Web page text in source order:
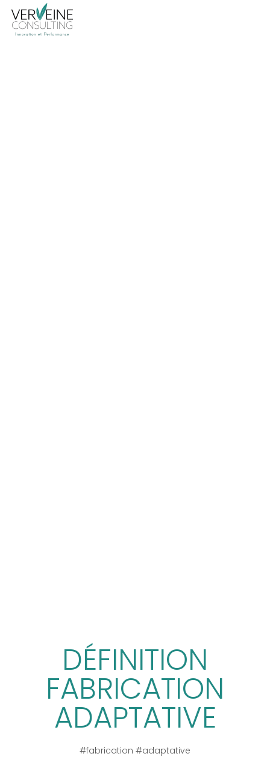
DÉFINITION
FABRICATION
ADAPTATIVE
#fabrication #adaptative